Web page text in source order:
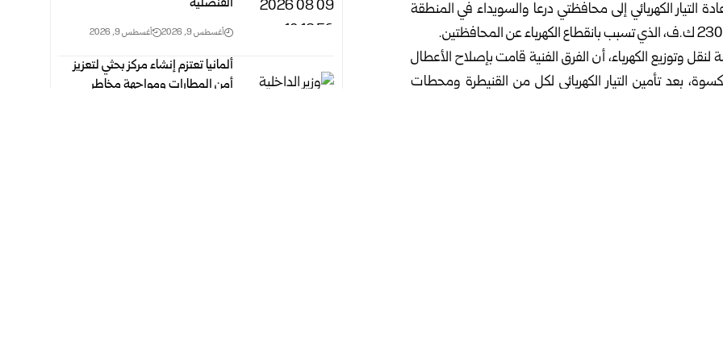
الكهربائي إلى محافظتي درعا والسويداء في المنطقة
وتوزيع الكهرباء، أن الفرق الفنية قامت بإصلاح الأعطال
بعد تأمين التيار الكهربائي لكل من القنيطرة ومحطات
أغسطس 9, 2026 أغسطس 9, 2026
ألمانيا تعتزم إنشاء مركز بحثي لتعزيز
أمن المطارات ومواجهة مخاطر